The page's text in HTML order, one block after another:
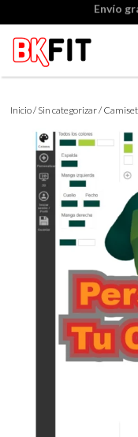
Cambio de talla
Inicio/ Sin categorizar/